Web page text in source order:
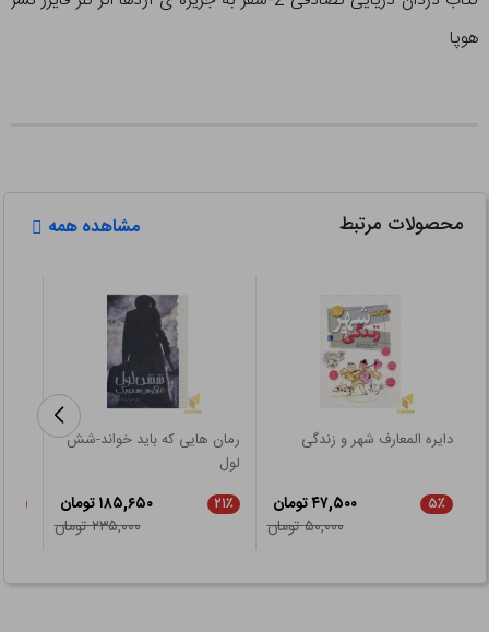
هوپا
محصولات مرتبط مشاهده همه
دایره المعارف شهر و زندگی
۵٪
۴۷,۵۰۰ تومان
۵۰,۰۰۰ تومان
رمان هایی که باید خواند-شش
لول
۲۱٪
۱۸۵,۶۵۰ تومان
۲۳۵,۰۰۰ تومان